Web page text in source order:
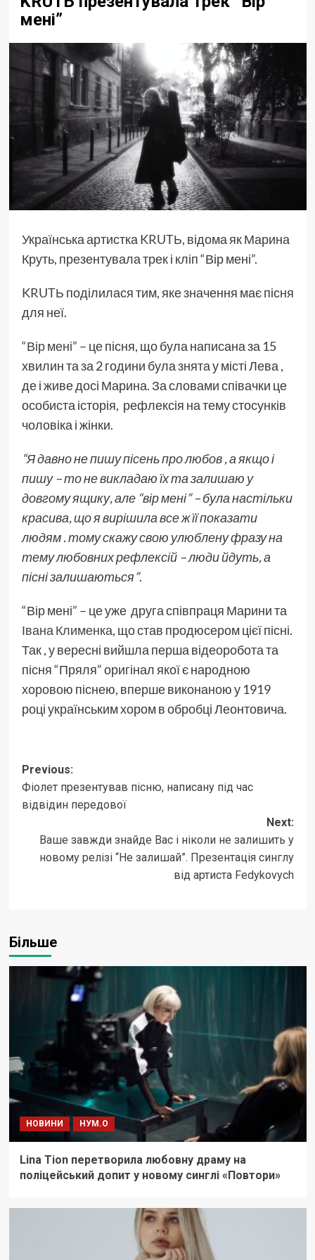
мені”
Українська артистка KRUTЬ, відома як Марина
Круть, презентувала трек і кліп “Вір мені”.
KRUTЬ поділилася тим, яке значення має пісня
для неї.
“Вір мені” – це пісня, що була написана за 15
хвилин та за 2 години була знята у місті Лева ,
де і живе досі Марина. За словами співачки це
особиста історія, рефлексія на тему стосунків
чоловіка і жінки.
“Я давно не пишу пісень про любов , а якщо і
пишу – то не викладаю їх та залишаю у
довгому ящику, але “вір мені” – була настільки
красива, що я вирішила все ж її показати
людям . тому скажу свою улюблену фразу на
тему любовних рефлексій – люди йдуть, а
пісні залишаються”.
“Вір мені” – це уже друга співпраця Марини та
Івана Клименка, що став продюсером цієї пісні.
Так , у вересні вийшла перша відеоробота та
пісня “Пряля” оригінал якої є народною
хоровою піснею, вперше виконаною у 1919
році українським хором в обробці Леонтовича.
Post
navigation
Previous:
Фіолет презентував пісню, написану під час
відвідин передової
Next:
Ваше завжди знайде Вас і ніколи не залишить у
новому релізі “Не залишай”. Презентація синглу
від артиста Fedykovych
Більше
НОВИНИ НУМ.О
Lina Tion перетворила любовну драму на
поліцейський допит у новому синглі «Повтори»